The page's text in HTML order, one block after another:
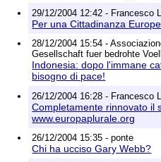
29/12/2004 12:42 - Francesco
Per una Cittadinanza
28/12/2004 15:54 -
Gesellschaft fuer bedrohte
Indonesia: dopo l'immane
bisogno di pace!
26/12/2004 16:28 - Francesco
Completamente rinnovato il
www.europaplurale.org
26/12/2004 15:35 - ponte
Chi ha ucciso Gary Webb?